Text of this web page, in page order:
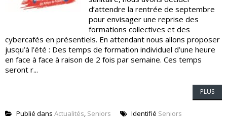
d’attendre la rentrée de septembre
pour envisager une reprise des
formations collectives et des
cybercafés en présentiels. En attendant nous allons proposer
jusqu’à l’été : Des temps de formation individuel d’une heure
en face à face à raison de 2 fois par semaine. Ces temps
seront r...
PLUS
Publié dans Actualités, Seniors Identifié Seniors